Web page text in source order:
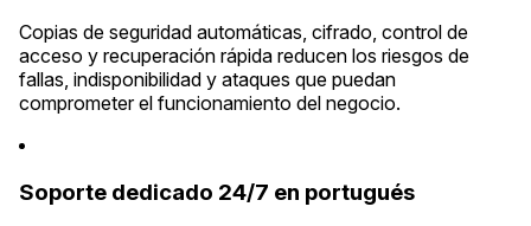
Copias de seguridad automáticas, cifrado, control de
acceso y recuperación rápida reducen los riesgos de
fallas, indisponibilidad y ataques que puedan
comprometer el funcionamiento del negocio.
Soporte dedicado 24/7 en portugués